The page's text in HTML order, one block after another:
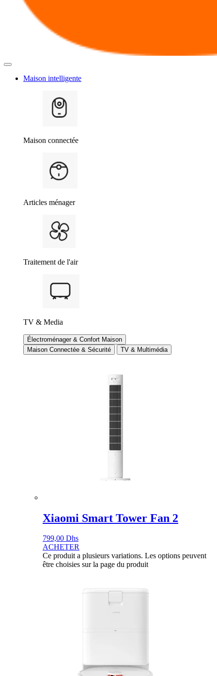
Maison intelligente
Maison connectée
Articles ménager
Traitement de l'air
TV & Media
Électroménager & Confort Maison
Maison Connectée & Sécurité
TV & Multimédia
Xiaomi Smart Tower Fan 2
799,00 Dhs
ACHETER
Ce produit a plusieurs variations. Les options peuvent
être choisies sur la page du produit